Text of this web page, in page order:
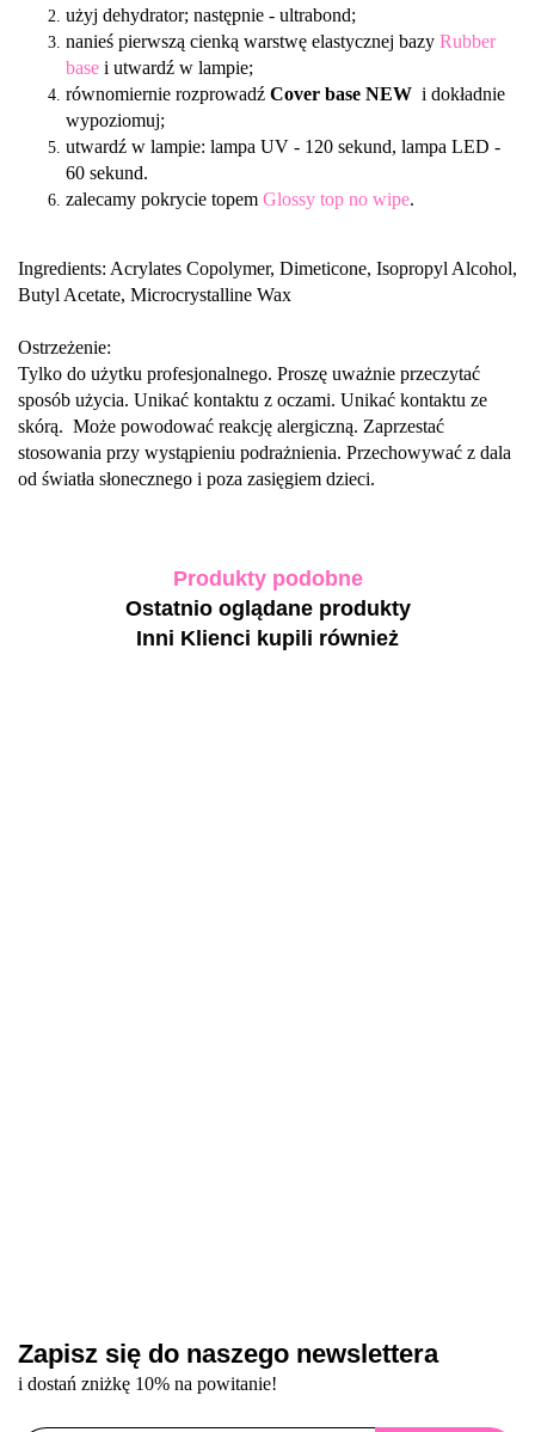
użyj dehydrator; następnie - ultrabond;
nanieś pierwszą cienką warstwę elastycznej bazy Rubber
base i utwardź w lampie;
równomiernie rozprowadź Cover base NEW i dokładnie
wypoziomuj;
utwardź w lampie: lampa UV - 120 sekund, lampa LED -
60 sekund.
zalecamy pokrycie topem Glossy top no wipe.
Ingredients: Acrylates Copolymer, Dimeticone, Isopropyl Alcohol,
Butyl Acetate, Microcrystalline Wax
Ostrzeżenie:
Tylko do użytku profesjonalnego. Proszę uważnie przeczytać
sposób użycia. Unikać kontaktu z oczami. Unikać kontaktu ze
skórą. Może powodować reakcję alergiczną. Zaprzestać
stosowania przy wystąpieniu podrażnienia. Przechowywać z dala
od światła słonecznego i poza zasięgiem dzieci.
Produkty podobne
Ostatnio oglądane produkty
Inni Klienci kupili również
Zapisz się do naszego newslettera
i dostań zniżkę 10% na powitanie!